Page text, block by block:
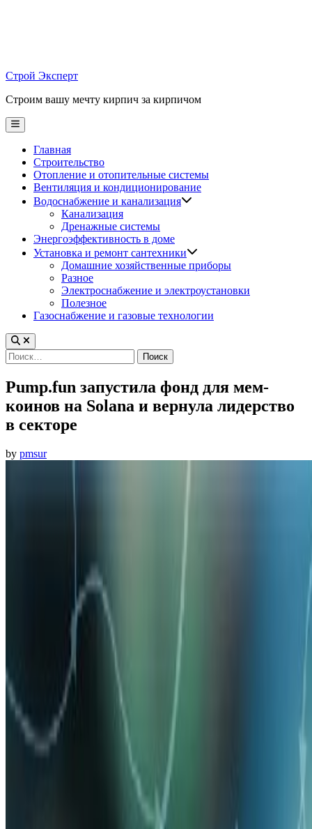
Строй Эксперт
Строим вашу мечту кирпич за кирпичом
Main
Menu
Главная
Строительство
Отопление и отопительные системы
Вентиляция и кондиционирование
Водоснабжение и канализация
Канализация
Дренажные системы
Энергоэффективность в доме
Установка и ремонт сантехники
Домашние хозяйственные приборы
Разное
Электроснабжение и электроустановки
Полезное
Газоснабжение и газовые технологии
Найти:
Pump.fun запустила фонд для мем-
коинов на Solana и вернула лидерство
в секторе
by pmsur